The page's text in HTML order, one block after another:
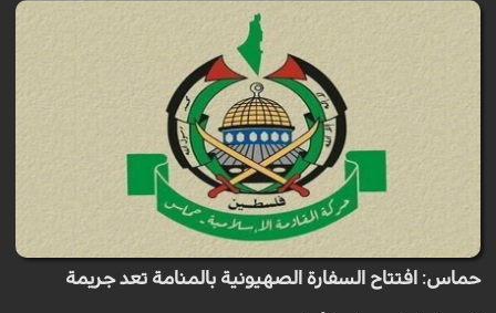
حماس: افتتاح السفارة الصهيونية بالمنامة تعد جريمة